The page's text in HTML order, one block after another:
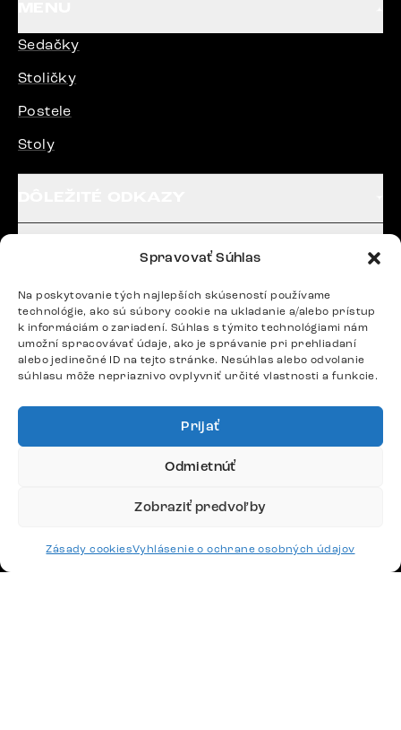
Spravovať Súhlas
Na poskytovanie tých najlepších skúseností používame
technológie, ako sú súbory cookie na ukladanie a/alebo prístup
k informáciám o zariadení. Súhlas s týmito technológiami nám
umožní spracovávať údaje, ako je správanie pri prehliadaní
alebo jedinečné ID na tejto stránke. Nesúhlas alebo odvolanie
súhlasu môže nepriaznivo ovplyvniť určité vlastnosti a funkcie.
Prijať
Odmietnúť
Zobraziť predvoľby
Zásady cookiesVyhlásenie o ochrane osobných údajov
Sedačky
Stoličky
Postele
Stoly
Potrebujete radu? Ozvite sa.
+420 770 313 313
Po – Pia: 9:00 – 17:00
podpora@delife-shop.sk